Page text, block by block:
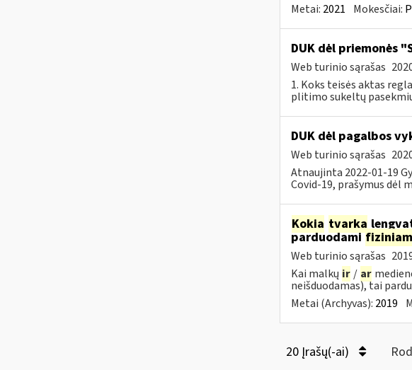
Metai: 2021 Mokesčiai:
DUK dėl priemonės
Web turinio sąrašas
1. Koks teisės aktas
plitimo sukeltų
DUK dėl pagalbos
Web turinio sąrašas
Atnaujinta 2022-01-19
Covid-19, prašymus dėl
Kokia tvarka
parduodami
Web turinio sąrašas
Kai malkų ir / ar
neišduodamas), tai
Metai (Archyvas): 2019
20 Įrašų(-ai)